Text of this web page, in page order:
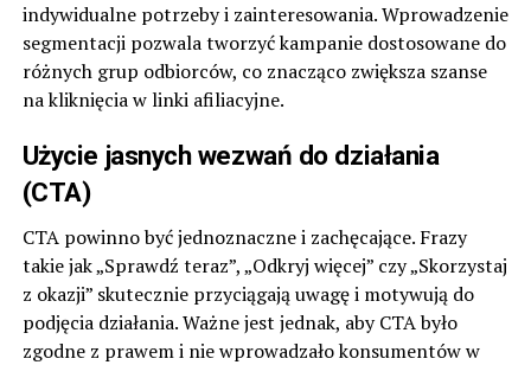
indywidualne potrzeby i zainteresowania. Wprowadzenie
segmentacji pozwala tworzyć kampanie dostosowane do
różnych grup odbiorców, co znacząco zwiększa szanse
na kliknięcia w linki afiliacyjne.
Użycie jasnych wezwań do działania
(CTA)
CTA powinno być jednoznaczne i zachęcające. Frazy
takie jak „Sprawdź teraz”, „Odkryj więcej” czy „Skorzystaj
z okazji” skutecznie przyciągają uwagę i motywują do
podjęcia działania. Ważne jest jednak, aby CTA było
zgodne z prawem i nie wprowadzało konsumentów w